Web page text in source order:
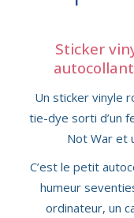
Sticker
Un sticker vinyle
tie-dye sorti d’un
Not War et
C’est le petit
humeur
ordinateur, un